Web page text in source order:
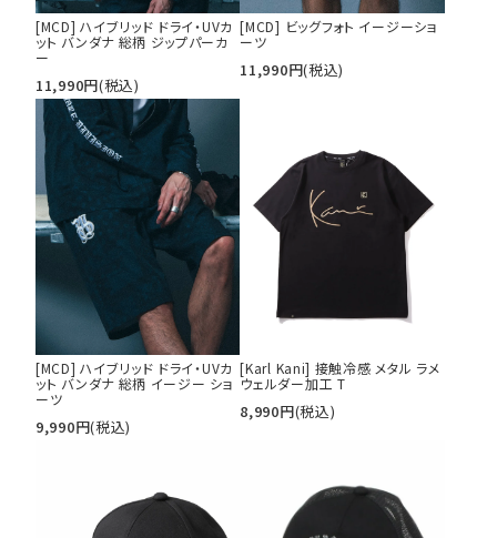
[MCD] ハイブリッド ドライ・UVカ
ット バンダナ 総柄 ジップパーカ
ー
11,990円(税込)
[MCD] ビッグフォト イージーショ
ーツ
11,990円(税込)
[MCD] ハイブリッド ドライ・UVカ
ット バンダナ 総柄 イージー ショ
ーツ
9,990円(税込)
[Karl Kani] 接触冷感 メタル ラメ
ウェルダー加工 T
8,990円(税込)